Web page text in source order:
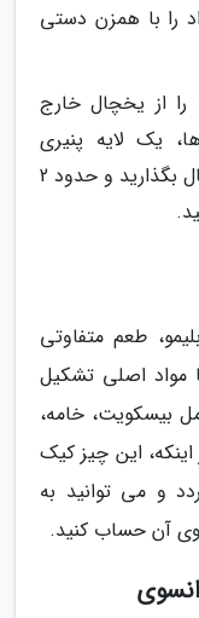
را با همزن دستی
را از یخچال خارج
یک لایه پنیری
بریزید. مجددا قالب ها را در یخچال بگذارید و حدود 2
طعم متفاوتی
مواد اصلی تشکیل
بیسکویت، خامه،
این چیز کیک
و می توانید به
آن حساب کنید.